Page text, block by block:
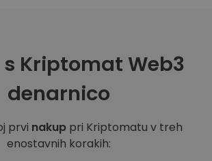
Kriptomat Web3
denarnico
prvi nakuppri Kriptomatu v treh
enostavnih korakih: